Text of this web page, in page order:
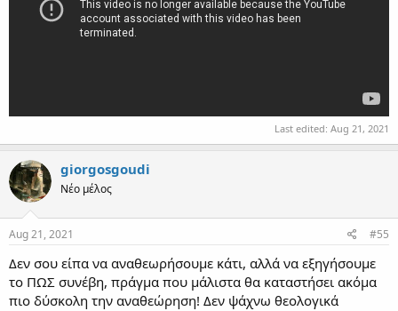
Last edited: Aug 21, 2021
giorgosgoudi
Νέο μέλος
Aug 21, 2021 #55
Δεν σου είπα να αναθεωρήσουμε κάτι, αλλά να εξηγήσουμε
το ΠΩΣ συνέβη, πράγμα που μάλιστα θα καταστήσει ακόμα
πιο δύσκολη την αναθεώρηση! Δεν ψάχνω θεολογικά